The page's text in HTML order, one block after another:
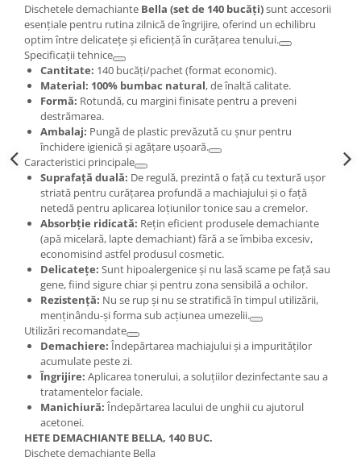
Dischetele demachiante Bella (set de 140 bucăți)sunt accesorii
esențiale pentru rutina zilnică de îngrijire, oferind un echilibru
optim între delicatețe și eficiență în curățarea tenului.
Specificații tehnice
Cantitate: 140 bucăți/pachet (format economic).
Material: 100% bumbac natural, de înaltă calitate.
Formă: Rotundă, cu margini finisate pentru a preveni
destrămarea.
Ambalaj: Pungă de plastic prevăzută cu șnur pentru
închidere igienică și agățare ușoară.
Caracteristici principale
Suprafață duală: De regulă, prezintă o față cu textură ușor
striată pentru curățarea profundă a machiajului și o față
netedă pentru aplicarea loțiunilor tonice sau a cremelor.
Absorbție ridicată: Rețin eficient produsele demachiante
(apă micelară, lapte demachiant) fără a se îmbiba excesiv,
economisind astfel produsul cosmetic.
Delicatețe: Sunt hipoalergenice și nu lasă scame pe față sau
gene, fiind sigure chiar și pentru zona sensibilă a ochilor.
Rezistență: Nu se rup și nu se stratifică în timpul utilizării,
menținându-și forma sub acțiunea umezelii.
Utilizări recomandate
Demachiere: Îndepărtarea machiajului și a impurităților
acumulate peste zi.
Îngrijire: Aplicarea tonerului, a soluțiilor dezinfectante sau a
tratamentelor faciale.
Manichiură: Îndepărtarea lacului de unghii cu ajutorul
acetonei.
HETE DEMACHIANTE BELLA, 140 BUC.
Dischete demachiante Bella